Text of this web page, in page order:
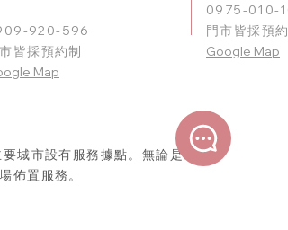
0975-010-
門市皆採預
Google Map
920-596
皆採預約制
Map
城市設有服務據點。無論是北部、
佈置服務。